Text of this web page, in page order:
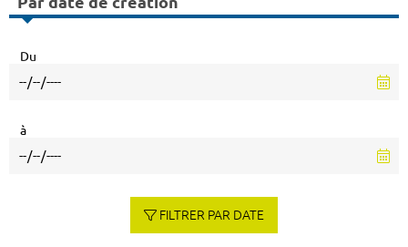
Du
à
FILTRER PAR DATE